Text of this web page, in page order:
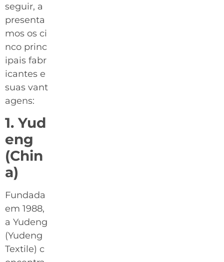
seguir, a
presenta
mos os ci
nco princ
ipais fabr
icantes e
suas vant
agens:
1. Yud
eng
(Chin
a)
Fundada
em 1988,
a Yudeng
(Yudeng
Textile) c